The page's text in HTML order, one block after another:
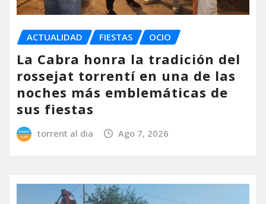
ACTUALIDAD FIESTAS OCIO
La Cabra honra la tradición del
rossejat torrentí en una de las
noches más emblemáticas de
sus fiestas
torrent al dia Ago 7, 2026